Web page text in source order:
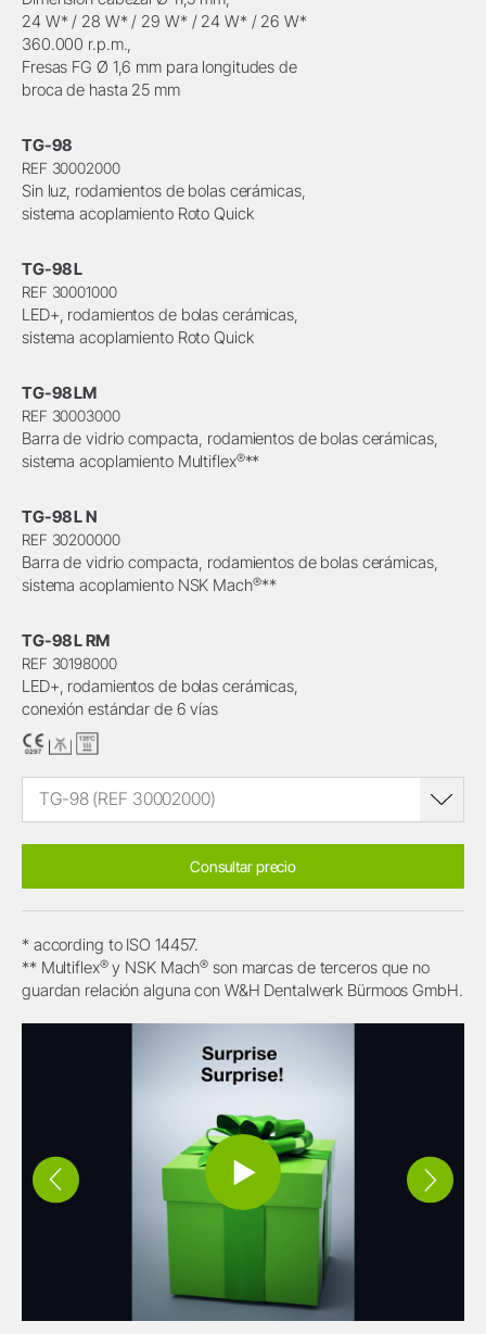
24 W* / 28 W* / 29 W* / 24 W* / 26 W*
360.000 r.p.m.,
Fresas FG Ø 1,6 mm para longitudes de
broca de hasta 25 mm
TG-98
REF 30002000
Sin luz, rodamientos de bolas cerámicas,
sistema acoplamiento Roto Quick
TG-98 L
REF 30001000
LED+, rodamientos de bolas cerámicas,
sistema acoplamiento Roto Quick
TG-98 LM
REF 30003000
Barra de vidrio compacta, rodamientos de bolas cerámicas,
sistema acoplamiento Multiflex®**
TG-98 L N
REF 30200000
Barra de vidrio compacta, rodamientos de bolas cerámicas,
sistema acoplamiento NSK Mach®**
TG-98 L RM
REF 30198000
LED+, rodamientos de bolas cerámicas,
conexión estándar de 6 vías
TG-98 (REF 30002000)
Consultar precio
* according to ISO 14457.
** Multiflex®y NSK Mach® son marcas de terceros que no
guardan relación alguna con W&H Dentalwerk Bürmoos GmbH.